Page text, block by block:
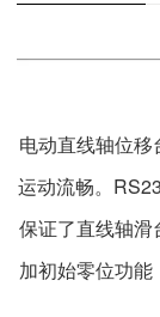
电动直线轴位移
运动流畅。
保证了直线轴
加初始零位功